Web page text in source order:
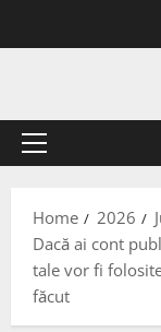
Home 2026
Dacă ai cont
tale vor fi
făcut